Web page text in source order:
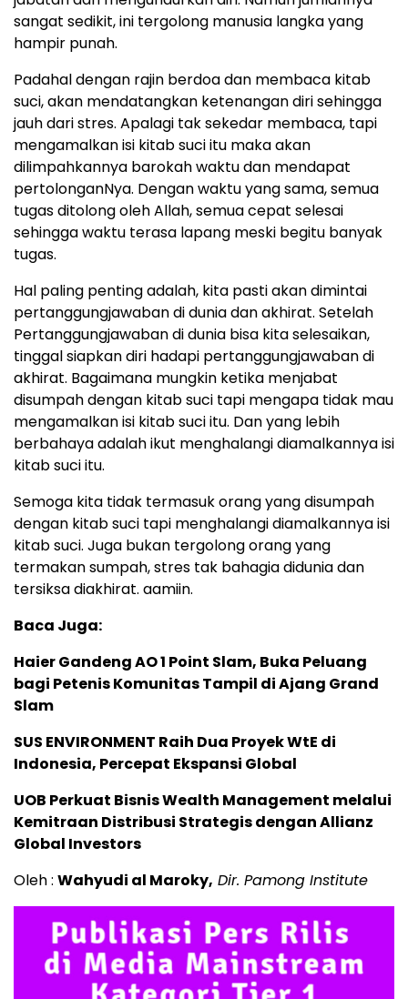
sangat sedikit, ini tergolong manusia langka yang
hampir punah.
Padahal dengan rajin berdoa dan membaca kitab
suci, akan mendatangkan ketenangan diri sehingga
jauh dari stres. Apalagi tak sekedar membaca, tapi
mengamalkan isi kitab suci itu maka akan
dilimpahkannya barokah waktu dan mendapat
pertolonganNya. Dengan waktu yang sama, semua
tugas ditolong oleh Allah, semua cepat selesai
sehingga waktu terasa lapang meski begitu banyak
tugas.
Hal paling penting adalah, kita pasti akan dimintai
pertanggungjawaban di dunia dan akhirat. Setelah
Pertanggungjawaban di dunia bisa kita selesaikan,
tinggal siapkan diri hadapi pertanggungjawaban di
akhirat. Bagaimana mungkin ketika menjabat
disumpah dengan kitab suci tapi mengapa tidak mau
mengamalkan isi kitab suci itu. Dan yang lebih
berbahaya adalah ikut menghalangi diamalkannya isi
kitab suci itu.
Semoga kita tidak termasuk orang yang disumpah
dengan kitab suci tapi menghalangi diamalkannya isi
kitab suci. Juga bukan tergolong orang yang
termakan sumpah, stres tak bahagia didunia dan
tersiksa diakhirat. aamiin.
Baca Juga:
Haier Gandeng AO 1 Point Slam, Buka Peluang
bagi Petenis Komunitas Tampil di Ajang Grand
Slam
SUS ENVIRONMENT Raih Dua Proyek WtE di
Indonesia, Percepat Ekspansi Global
UOB Perkuat Bisnis Wealth Management melalui
Kemitraan Distribusi Strategis dengan Allianz
Global Investors
Oleh : Wahyudi al Maroky, Dir. Pamong Institute